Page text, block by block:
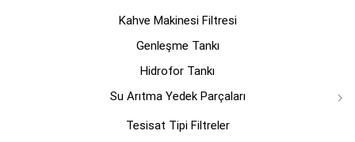
Kahve Makinesi Filtresi
Genleşme Tankı
Hidrofor Tankı
Su Arıtma Yedek Parçaları
Tesisat Tipi Filtreler